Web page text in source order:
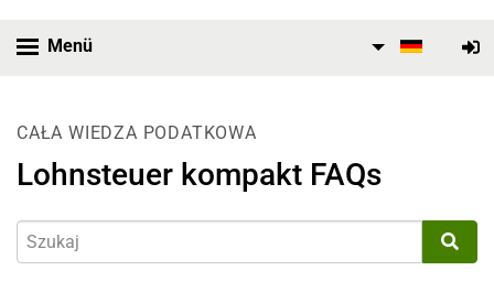
Menü
CAŁA WIEDZA PODATKOWA
Lohnsteuer kompakt FAQs